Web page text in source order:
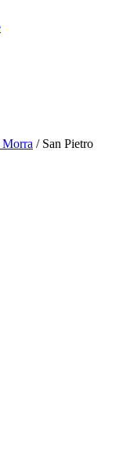
Morra / San Pietro